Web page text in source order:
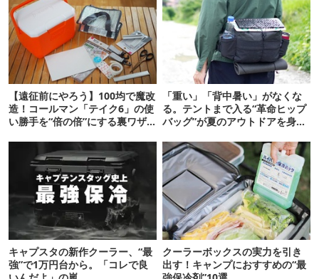
【遠征前にやろう】100均で魔改
造！コールマン「テイク6」の使
い勝手を“倍の倍”にする裏ワザ6
「重い」「背中暑い」がなくな
る。テントまで入る“革命ヒップ
バッグ”が夏のアウトドアを身軽
キャプスタの新作クーラー、“最
強”で1万円台から。「コレで良
クーラーボックスの実力を引き
出す！キャンプにおすすめの“最